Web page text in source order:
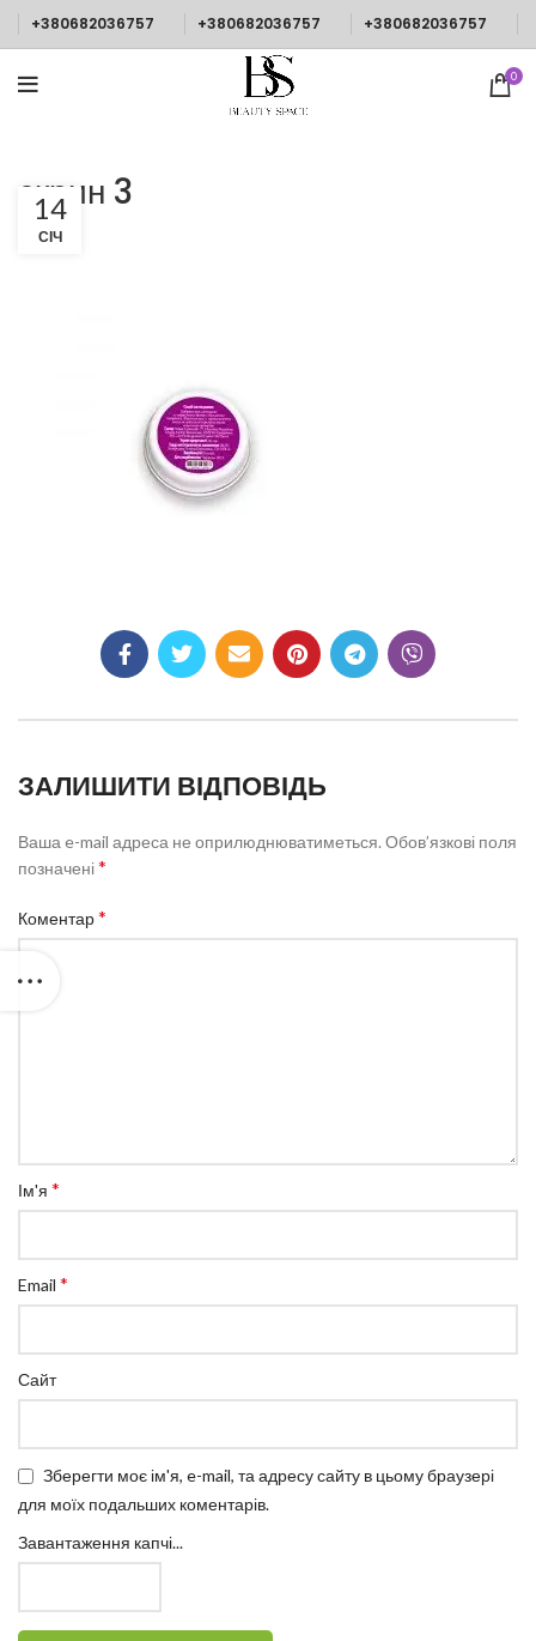
+380682036757 +380682036757 +380682036757
0
скрин 3
14
СІЧ
ЗАЛИШИТИ ВІДПОВІДЬ
Ваша e-mail адреса не оприлюднюватиметься. Обов’язкові поля
позначені*
Коментар*
Ім'я *
Email *
Сайт
Зберегти моє ім'я, e-mail, та адресу сайту в цьому браузері
для моїх подальших коментарів.
Завантаження капчі...